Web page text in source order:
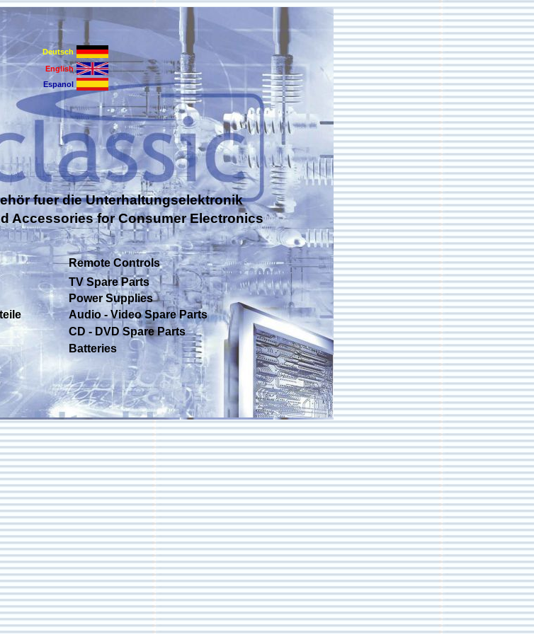
Deutsch
English
Espanol
fuer die Unterhaltungselektronik
Accessories for Consumer Electronics
Remote Controls
TV Spare Parts
Power Supplies
Audio - Video Spare Parts
CD - DVD Spare Parts
Batteries